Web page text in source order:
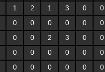
1 2 1 3 0
0
0 0 0 0 0
0
0 0 2 3 0
0
0 0 0 0 0
0
0 0 0 0 0 0